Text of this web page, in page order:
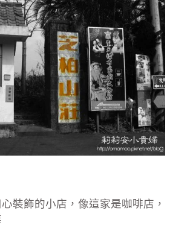
裝飾的小店，像這家是咖啡店，